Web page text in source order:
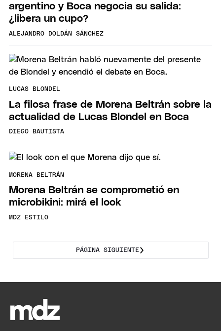
argentino y Boca negocia su salida:
¿libera un cupo?
ALEJANDRO DOLDÁN SÁNCHEZ
LUCAS BLONDEL
La filosa frase de Morena Beltrán sobre la
actualidad de Lucas Blondel en Boca
DIEGO BAUTISTA
MORENA BELTRÁN
Morena Beltrán se comprometió en
microbikini: mirá el look
MDZ ESTILO
PÁGINA SIGUIENTE